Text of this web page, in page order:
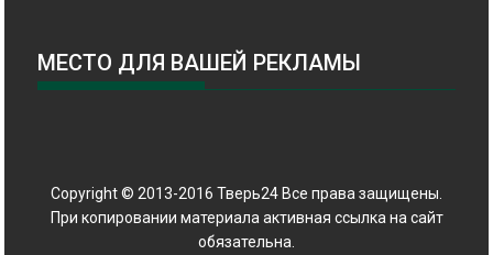
МЕСТО ДЛЯ ВАШЕЙ РЕКЛАМЫ
Copyright © 2013-2016 Тверь24 Все права защищены.
При копировании материала активная ссылка на сайт
обязательна.